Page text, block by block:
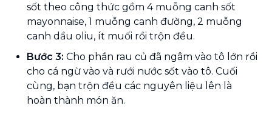
sốt theo công thức gồm 4 muỗng canh sốt
mayonnaise, 1 muỗng canh đường, 2 muỗng
canh dầu oliu, ít muối rồi trộn đều.
Bước 3: Cho phần rau củ đã ngâm vào tô lớn rồi
cho cá ngừ vào và rưới nước sốt vào tô. Cuối
cùng, bạn trộn đều các nguyên liệu lên là
hoàn thành món ăn.